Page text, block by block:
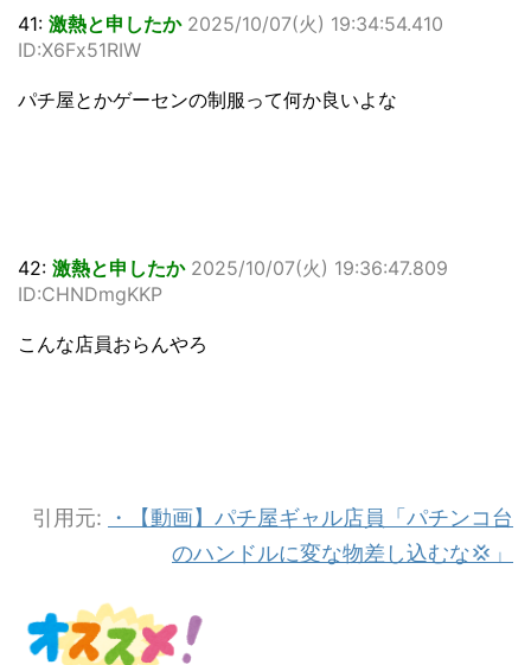
41: 激熱と申したか 2025/10/07(火) 19:34:54.410
ID:X6Fx51RIW
パチ屋とかゲーセンの制服って何か良いよな
42: 激熱と申したか 2025/10/07(火) 19:36:47.809
ID:CHNDmgKKP
こんな店員おらんやろ
引用元:
・【動画】パチ屋ギャル店員「パチンコ台
のハンドルに変な物差し込むな💢」